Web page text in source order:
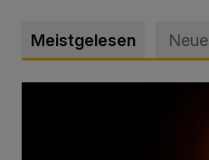
Meistgelesen